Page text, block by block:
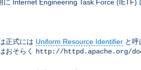
Internet Engineering Task Force
正式には Uniform Resource Identifier と
おそらく
http://httpd.apache.org/